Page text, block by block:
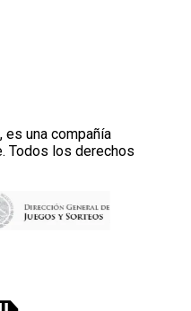
es una compañía
Todos los derechos